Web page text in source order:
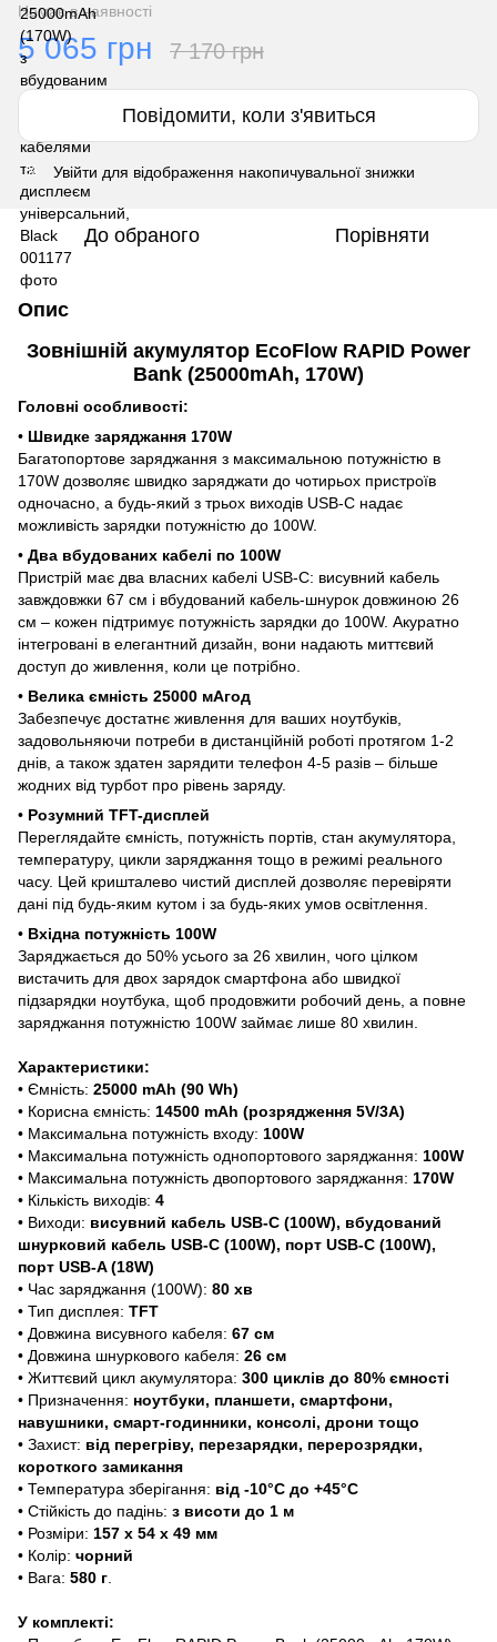
Немає в наявності
5 065 грн 7 170 грн
Повідомити, коли з'явиться
% Увійти для відображення накопичувальної знижки
До обраного Порівняти
Опис
Зовнішній акумулятор EcoFlow RAPID Power
Bank (25000mAh, 170W)
Головні особливості:
• Швидке заряджання 170W
Багатопортове заряджання з максимальною потужністю в
170W дозволяє швидко заряджати до чотирьох пристроїв
одночасно, а будь-який з трьох виходів USB-C надає
можливість зарядки потужністю до 100W.
• Два вбудованих кабелі по 100W
Пристрій має два власних кабелі USB-C: висувний кабель
завждовжки 67 см і вбудований кабель-шнурок довжиною 26
см – кожен підтримує потужність зарядки до 100W. Акуратно
інтегровані в елегантний дизайн, вони надають миттєвий
доступ до живлення, коли це потрібно.
• Велика ємність 25000 мАгод
Забезпечує достатнє живлення для ваших ноутбуків,
задовольняючи потреби в дистанційній роботі протягом 1-2
днів, а також здатен зарядити телефон 4-5 разів – більше
жодних від турбот про рівень заряду.
• Розумний TFT-дисплей
Переглядайте ємність, потужність портів, стан акумулятора,
температуру, цикли заряджання тощо в режимі реального
часу. Цей кришталево чистий дисплей дозволяє перевіряти
дані під будь-яким кутом і за будь-яких умов освітлення.
• Вхідна потужність 100W
Заряджається до 50% усього за 26 хвилин, чого цілком
вистачить для двох зарядок смартфона або швидкої
підзарядки ноутбука, щоб продовжити робочий день, а повне
заряджання потужністю 100W займає лише 80 хвилин.
Характеристики:
• Ємність: 25000 mAh (90 Wh)
• Корисна ємність: 14500 mAh (розрядження 5V/3A)
• Максимальна потужність входу: 100W
• Максимальна потужність однопортового заряджання: 100W
• Максимальна потужність двопортового заряджання: 170W
• Кількість виходів: 4
• Виходи: висувний кабель USB-C (100W), вбудований
шнурковий кабель USB-C (100W), порт USB-C (100W),
порт USB-A (18W)
• Час заряджання (100W): 80 хв
• Тип дисплея: TFT
• Довжина висувного кабеля: 67 см
• Довжина шнуркового кабеля: 26 см
• Життєвий цикл акумулятора: 300 циклів до 80% ємності
• Призначення: ноутбуки, планшети, смартфони,
навушники, смарт-годинники, консолі, дрони тощо
• Захист: від перегріву, перезарядки, перерозрядки,
короткого замикання
• Температура зберігання: від -10°C до +45°C
• Стійкість до падінь: з висоти до 1 м
• Розміри: 157 х 54 х 49 мм
• Колір: чорний
• Вага: 580 г
У комплекті: